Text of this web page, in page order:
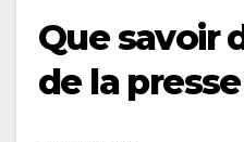
Que savoir
de la